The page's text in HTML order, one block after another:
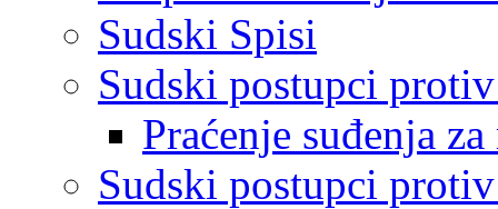
Sudski Spisi
Sudski postupci
Praćenje suđenja
Sudski postupci